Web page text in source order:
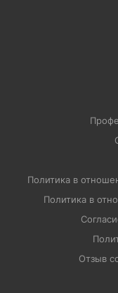
Политика в
Политика в
Отзыв